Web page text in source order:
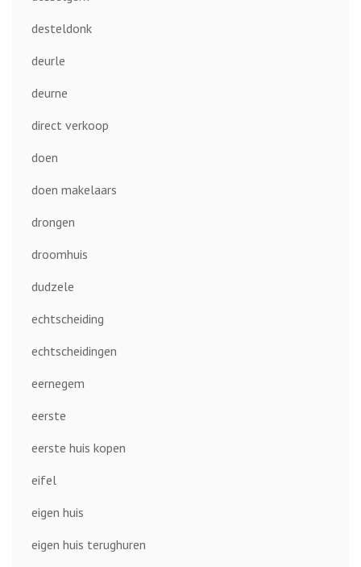
desteldonk
deurle
deurne
direct verkoop
doen
doen makelaars
drongen
droomhuis
dudzele
echtscheiding
echtscheidingen
eernegem
eerste
eerste huis kopen
eifel
eigen huis
eigen huis terughuren